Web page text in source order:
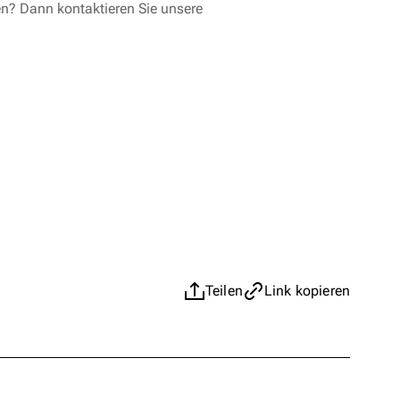
Dann kontaktieren Sie unsere
Teilen Link kopieren